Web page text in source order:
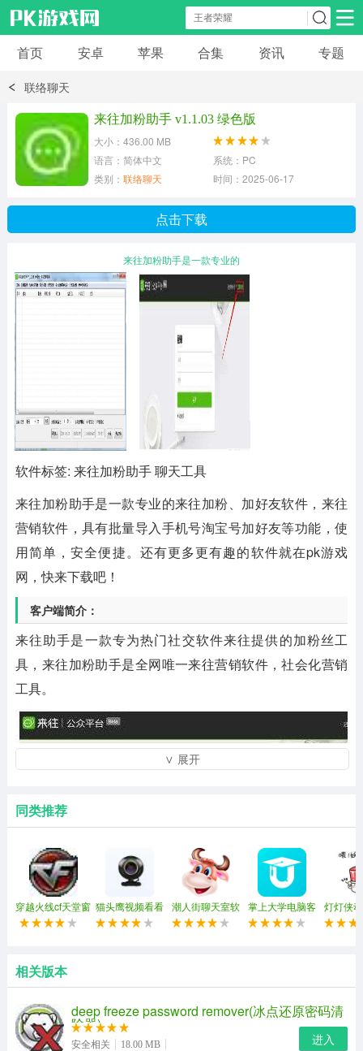
安卓应用 安卓游戏
模拟经营
首页 安卓 苹果 合集 资讯 专题
联络聊天
来往加粉助手 v1.1.03 绿色版
大小：436.00 MB
语言：简体中文
系统：PC
类别： 联络聊天 时间：2025-06-17
点击下载
来往加粉助手是一款专业的
软件标签: 来往加粉助手 聊天工具
来往加粉助手是一款专业的来往加粉、加好友软件，来往
营销软件，具有批量导入手机号淘宝号加好友等功能，使
用简单，安全便捷。还有更多更有趣的软件就在pk游戏
网，快来下载吧！
客户端简介：
来往助手是一款专为热门社交软件来往提供的加粉丝工
具，来往加粉助手是全网唯一来往营销软件，社会化营销
工具。
功能介绍：
导入自己店铺用户的淘宝旺旺号或手机号,并检测是否开通
来往,和主动发加好友请求.
2、批量主动加好友
∨ 展开
同类推荐
穿越火线cf天堂窗
口化(穿越火线窗
猫头鹰视频看看
(强制视频聊天)
潮人街聊天室软
件
掌上大学电脑客
户端
灯灯侠
包
相关版本
deep freeze password remover(冰点还原密码清
除器)
安全相关 18.00 MB 进入